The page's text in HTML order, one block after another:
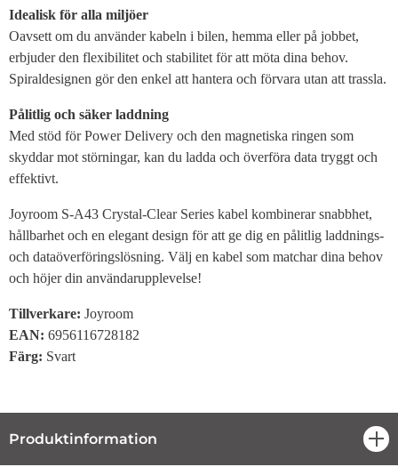
Idealisk för alla miljöer
Oavsett om du använder kabeln i bilen, hemma eller på jobbet,
erbjuder den flexibilitet och stabilitet för att möta dina behov.
Spiraldesignen gör den enkel att hantera och förvara utan att trassla.
Pålitlig och säker laddning
Med stöd för Power Delivery och den magnetiska ringen som
skyddar mot störningar, kan du ladda och överföra data tryggt och
effektivt.
Joyroom S-A43 Crystal-Clear Series kabel kombinerar snabbhet,
hållbarhet och en elegant design för att ge dig en pålitlig laddnings-
och dataöverföringslösning. Välj en kabel som matchar dina behov
och höjer din användarupplevelse!
Tillverkare: Joyroom
EAN: 6956116728182
Färg: Svart
Produktinformation